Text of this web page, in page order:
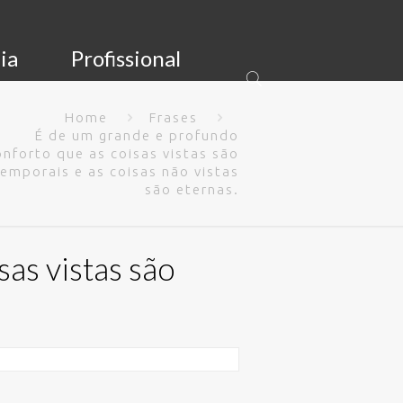
Profissional
Home
Frases
É de um grande e profundo
que as coisas vistas são
e as coisas não vistas
são eternas.
vistas são